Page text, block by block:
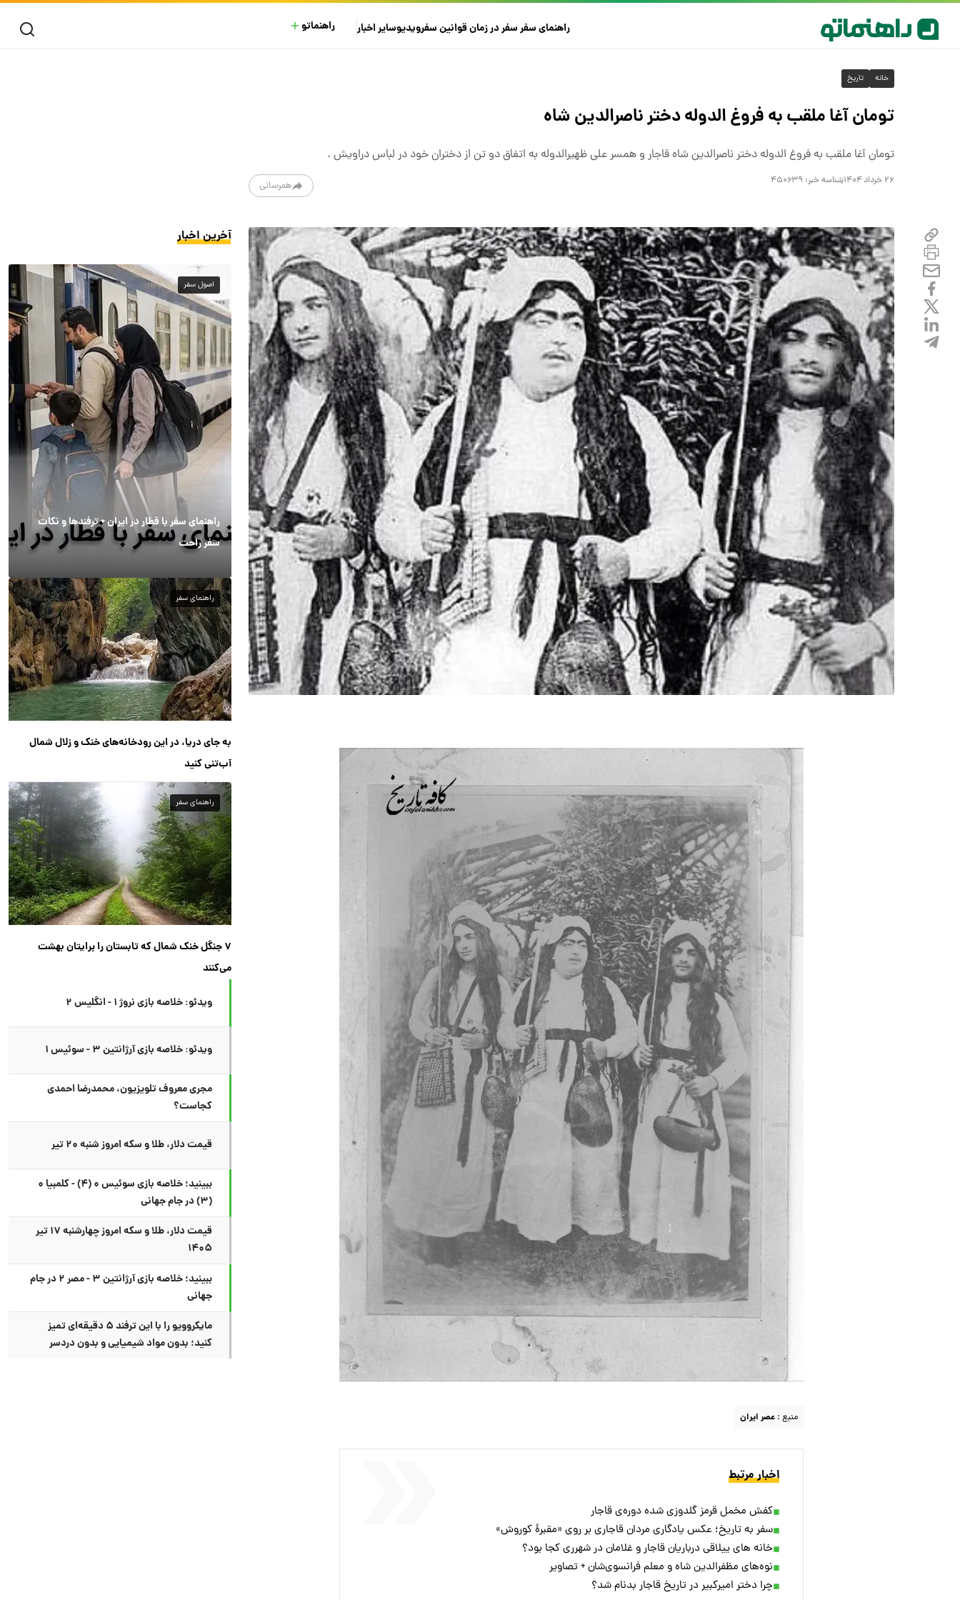
راهنمای سفرسفر در زمانقوانین سفرویدیوسایراخبار راهنماتو
خانه تاریخ
تومان آغا ملقب به فروغ الدوله دختر ناصرالدین شاه
تومان آغا ملقب به فروغ الدوله دختر ناصرالدین شاه قاجار و همسر علی ظهیرالدوله به اتفاق دو تن از دختران خود در لباس دراویش .
۲۶ خرداد ۱۴۰۴ شناسه خبر: ۴۵۰۶۳۹ همرسانی
منبع : عصر ایران
اخبار مرتبط
کفش مخمل قرمز گلدوزی شده دوره‌ی قاجار
سفر به تاریخ؛ عکس یادگاری مردان قاجاری بر روی «مقبرۀ کوروش»
خانه های ییلاقی درباریان قاجار و غلامان در شهرری کجا بود؟
نوه‌های مظفرالدین شاه و معلم فرانسوی‌شان + تصاویر
چرا دختر امیرکبیر در تاریخ قاجار بدنام شد؟
آخرین اخبار
اصول سفر
راهنمای سفر با قطار در ایران + ترفندها و نکات
سفر راحت
راهنمای سفر
به جای دریا، در این رودخانه‌های خنک و زلال شمال
آب‌تنی کنید
راهنمای سفر
۷ جنگل خنک شمال که تابستان را برایتان بهشت
می‌کنند
ویدئو: خلاصه بازی نروژ ۱ - انگلیس ۲
ویدئو: خلاصه بازی آرژانتین ۳ - سوئیس ۱
مجری معروف تلویزیون، محمدرضا احمدی
کجاست؟
قیمت دلار، طلا و سکه امروز شنبه ۲۰ تیر
ببینید؛ خلاصه بازی سوئیس ۰ (۴) - کلمبیا ۰
(۳) در جام جهانی
قیمت دلار، طلا و سکه امروز چهارشنبه ۱۷ تیر
۱۴۰۵
ببینید؛ خلاصه بازی آرژانتین ۳ - مصر ۲ در جام
جهانی
مایکروویو را با این ترفند ۵ دقیقه‌ای تمیز
کنید؛ بدون مواد شیمیایی و بدون دردسر